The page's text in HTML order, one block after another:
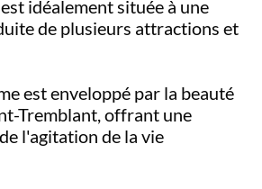
idéalement située à une
de plusieurs attractions et
est enveloppé par la beauté
Tremblant, offrant une
l'agitation de la vie